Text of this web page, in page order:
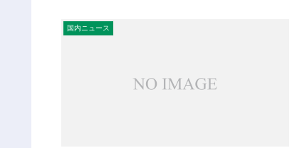
国内ニュース